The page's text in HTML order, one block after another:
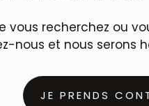
vous recherchez ou
nous et nous serons
JE PRENDS